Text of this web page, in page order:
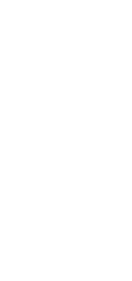
odhlásenie do
stará reštaurácia
kúpeľne. Upratovanie
slnečníky a lehátka
a od miestnych